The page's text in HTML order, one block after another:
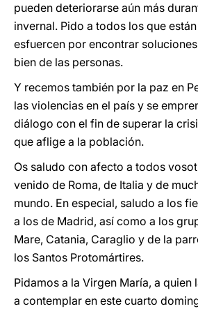
pueden deteriorarse aún más
invernal. Pido a todos los que
esfuercen por encontrar
bien de las personas.
Y recemos también por la paz en
las violencias en el país y se
diálogo con el fin de superar la
que aflige a la población.
Os saludo con afecto a todos
venido de Roma, de Italia y de
mundo. En especial, saludo a los
a los de Madrid, así como a los
Mare, Catania, Caraglio y de la
los Santos Protomártires.
Pidamos a la Virgen María, a quien
a contemplar en este cuarto